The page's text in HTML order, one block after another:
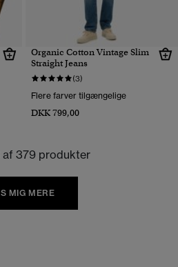
Organic Cotton Vintage Slim
Straight Jeans
(3)
Flere farver tilgængelige
DKK 799,00
af 379 produkter
MIG MERE